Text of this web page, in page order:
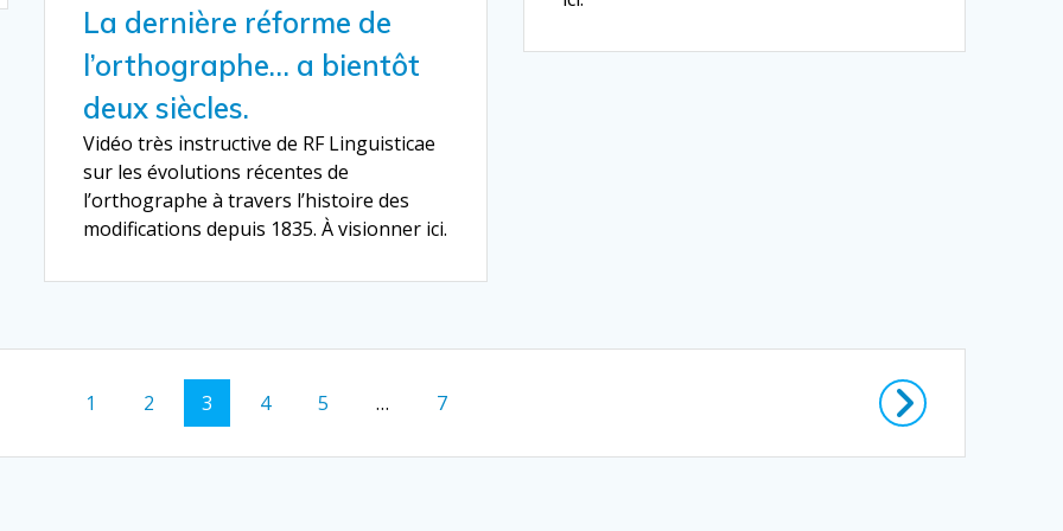
La dernière réforme de
l’orthographe… a bientôt
deux siècles.
Vidéo très instructive de RF Linguisticae
sur les évolutions récentes de
l’orthographe à travers l’histoire des
modifications depuis 1835. À visionner ici.
Page
1 Page
2 Page
3 Page
4 Page
5 … Page
7